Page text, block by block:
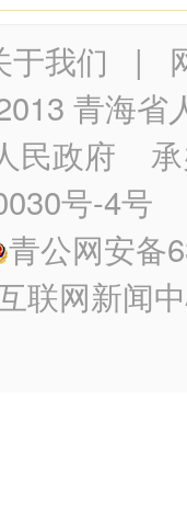
于我们 |
青海省
民政府 承
号-4号
青公网安备
联网新闻